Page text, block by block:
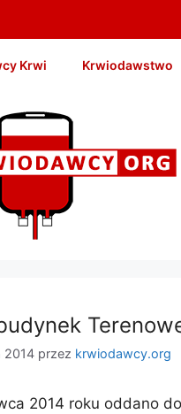
Krwi Krwiodawstwo
2014 przez krwiodawcy.org
2014 roku oddano